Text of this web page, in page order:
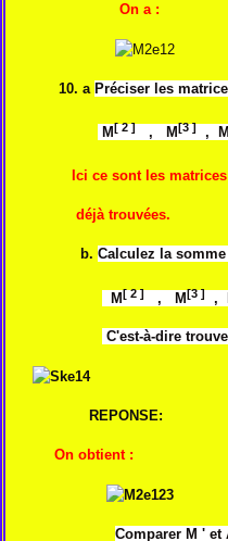
On a :
10. a Préciser les
M[ 2 ] , M[3 ] , M
Ici ce sont les matrices
déjà trouvées.
b. Calculez la
M[ 2 ] , M[3 ] ,
C'est-à-dire
REPONSE:
On obtient :
Comparer M ' et